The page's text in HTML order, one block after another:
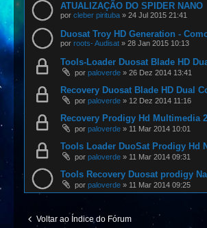
ATUALIZAÇÃO DO SPIDER NANO
por cleber pirituba » 24 Jul 2015 21:41
Duosat Troy HD Generation -
por roots- Audisat » 28 Jan 2015 10:13
Tools-Loader Duosat Blade HD
por paloverde » 26 Dez 2014 13:41
Recovery Duosat Blade HD Dual
por paloverde » 12 Dez 2014 11:16
Recovery Prodigy Hd Multimedia
por paloverde » 11 Mar 2014 10:01
Tools Loader DuoSat Prodigy Hd
por paloverde » 11 Mar 2014 09:31
Tools Recovery Duosat prodigy
por paloverde » 11 Mar 2014 09:25
Voltar ao Índice do Fórum